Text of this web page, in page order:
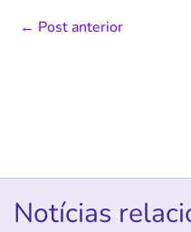
← Post anterior
Notícias